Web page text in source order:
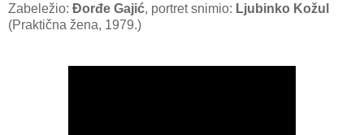
Zabeležio: Đorđe Gajić, portret snimio: Ljubinko Kožul
(Praktična žena, 1979.)